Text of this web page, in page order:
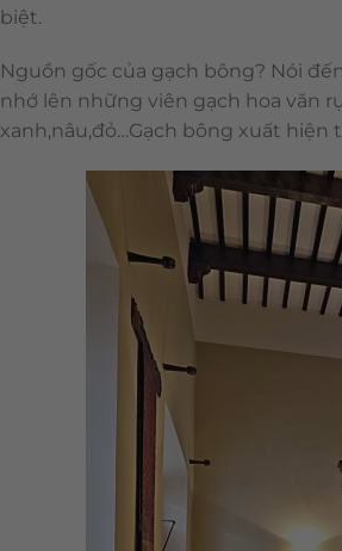
biệt.
Nguồn gốc của gạch bông? Nói
nhớ lên những viên gạch hoa văn
xanh,nâu,đỏ…Gạch bông xuất